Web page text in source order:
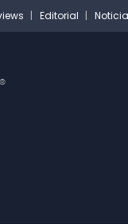
Editorial